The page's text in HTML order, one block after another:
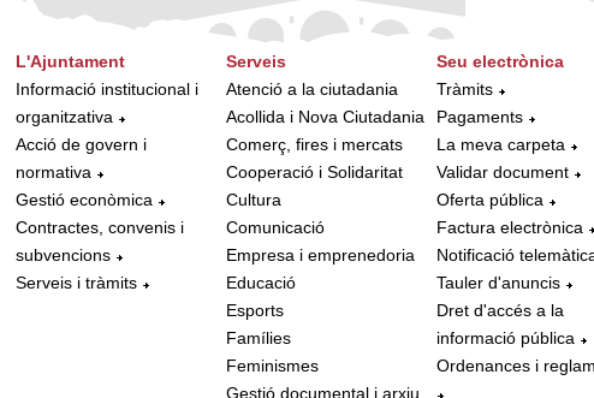
L'Ajuntament
Informació institucional i
organitzativa
Acció de govern i
normativa
Gestió econòmica
Contractes, convenis i
subvencions
Serveis i tràmits
Serveis
Atenció a la ciutadania
Acollida i Nova Ciutadania
Comerç, fires i mercats
Cooperació i Solidaritat
Cultura
Comunicació
Empresa i emprenedoria
Educació
Esports
Famílies
Feminismes
Gestió documental i arxiu
Seu electrònica
Tràmits
Pagaments
La meva carpeta
Validar document
Oferta pública
Factura electrònica
Notificació
Tauler d'anuncis
Dret d'accés a la
informació pública
Ordenances i